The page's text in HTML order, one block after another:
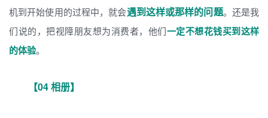
机到开始使用的过程中，就会遇到这样或那样的问题。还是我
们说的，把视障朋友想为消费者，他们一定不想花钱买到这样
的体验。
【04 相册】